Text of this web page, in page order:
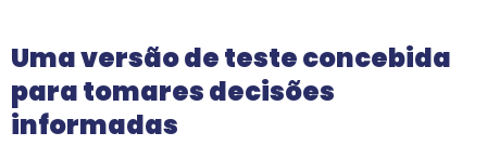
Uma versão de teste concebida
para tomares decisões
informadas